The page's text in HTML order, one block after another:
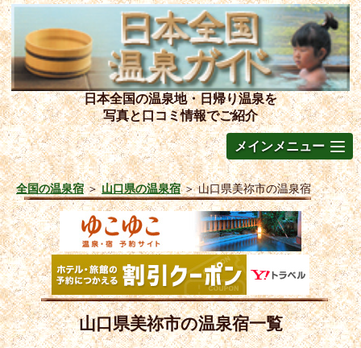
日本全国の温泉地・日帰り温泉を
写真と口コミ情報でご紹介
メインメニュー
全国の温泉宿＞山口県の温泉宿＞山口県美祢市の温泉宿
山口県美祢市の温泉宿一覧